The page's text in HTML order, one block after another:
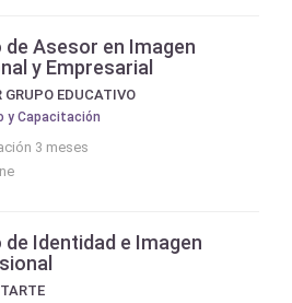
de Asesor en Imagen
y Empresarial
GRUPO EDUCATIVO
y Capacitación
3 meses
de Identidad e Imagen